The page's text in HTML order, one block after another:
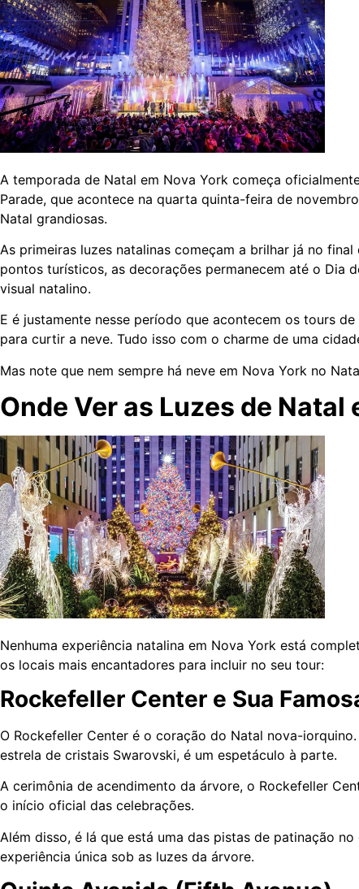
A temporada de Natal em Nova York começa
Parade, que acontece na quarta quinta-feira de
Natal grandiosas.
As primeiras luzes natalinas começam a brilhar já no
pontos turísticos, as decorações permanecem até o Dia
visual natalino.
E é justamente nesse período que acontecem os tours
para curtir a neve. Tudo isso com o charme de uma
Mas note que nem sempre há neve em Nova York no
Onde Ver as Luzes de Natal
Nenhuma experiência natalina em Nova York está
os locais mais encantadores para incluir no seu tour:
Rockefeller Center e Sua
O Rockefeller Center é o coração do Natal nova-
estrela de cristais Swarovski, é um espetáculo à parte.
A cerimônia de acendimento da árvore, o Rockefeller
o início oficial das celebrações.
Além disso, é lá que está uma das pistas de patinação
experiência única sob as luzes da árvore.